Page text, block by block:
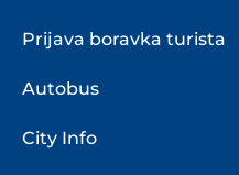
Prijava boravka turista
Autobus
City Info